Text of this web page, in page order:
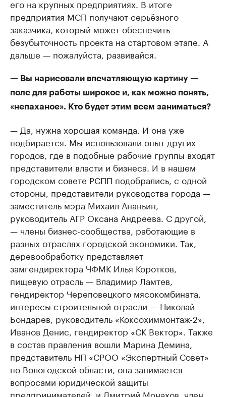
его на крупных предприятиях. В итоге
предприятия МСП получают серьёзного
заказчика, который может обеспечить
безубыточность проекта на стартовом этапе. А
дальше — пожалуйста, развивайся.
— Вы нарисовали впечатляющую картину —
поле для работы широкое и, как можно понять,
«непаханое». Кто будет этим всем заниматься?
— Да, нужна хорошая команда. И она уже
подбирается. Мы использовали опыт других
городов, где в подобные рабочие группы входят
представители власти и бизнеса. И в нашем
городском совете РСПП подобрались, с одной
стороны, представители руководства города —
заместитель мэра Михаил Ананьин,
руководитель АГР Оксана Андреева. С другой,
— члены бизнес-сообщества, работающие в
разных отраслях городской экономики. Так,
деревообработку представляет
замгендиректора ЧФМК Илья Коротков,
пищевую отрасль — Владимир Ламтев,
гендиректор Череповецкого мясокомбината,
интересы строительной отрасли — Николай
Бондарев, руководитель «Коксохиммонтаж-2»,
Иванов Денис, гендиректор «СК Вектор». Также
в состав правления вошли Марина Демина,
представитель НП «СРОО «Экспертный Совет»
по Вологодской области, она занимается
вопросами юридической защиты
предпринимателей, и Дмитрий Монахов, член